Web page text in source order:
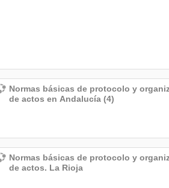
Normas básicas de protocolo y
de actos en Andalucía (4)
Normas básicas de protocolo y
de actos. La Rioja